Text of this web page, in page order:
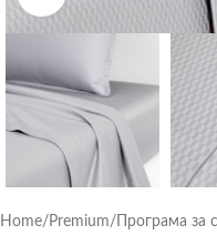
Home/ Premium/ Програма за